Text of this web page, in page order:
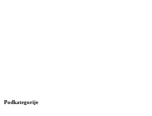
Podkategorije